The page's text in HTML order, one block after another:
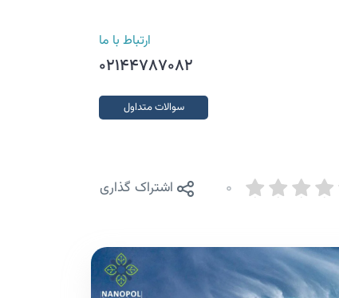
ارتباط با ما
02144787082
سوالات متداول
0 اشتراک گذاری